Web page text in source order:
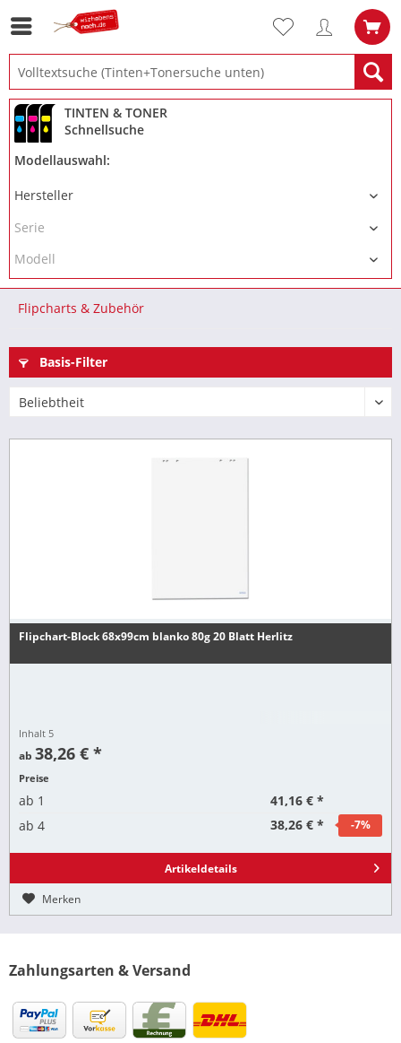
TINTEN & TONER
Schnellsuche
Modellauswahl:
Flipcharts & Zubehör
Basis-Filter
Flipchart-Block 68x99cm blanko 80g 20 Blatt Herlitz
Inhalt 5
ab38,26 € *
Preise
ab 1
41,16 € *
ab 4 38,26 € * -7%
Artikeldetails
Merken
Zahlungsarten & Versand